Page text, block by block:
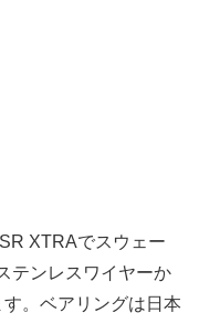
XTRAでスウェー
テンレスワイヤーか
。ベアリングは日本